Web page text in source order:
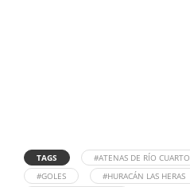
TAGS #ATENAS DE RÍO CUARTO
#GOLES
#HURACÁN LAS HERAS